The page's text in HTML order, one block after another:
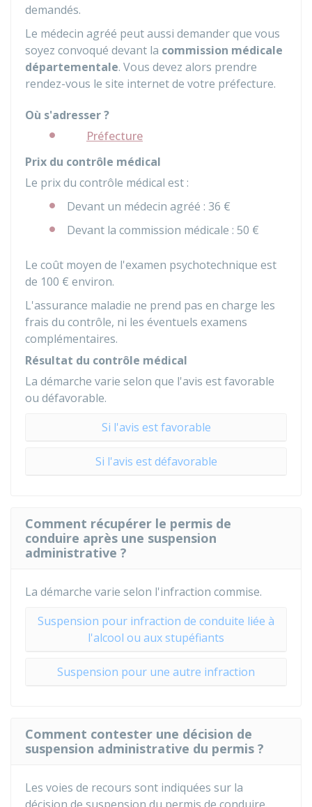
demandés.
Le médecin agréé peut aussi demander que vous
soyez convoqué devant la commission médicale
départementale. Vous devez alors prendre
rendez-vous le site internet de votre préfecture.
Où s'adresser ?
Préfecture
Prix du contrôle médical
Le prix du contrôle médical est :
Devant un médecin agréé : 36 €
Devant la commission médicale : 50 €
Le coût moyen de l'examen psychotechnique est
de 100 € environ.
L'assurance maladie ne prend pas en charge les
frais du contrôle, ni les éventuels examens
complémentaires.
Résultat du contrôle médical
La démarche varie selon que l'avis est favorable
ou défavorable.
Si l'avis est favorable
Si l'avis est défavorable
Comment récupérer le permis de
conduire après une suspension
administrative ?
La démarche varie selon l'infraction commise.
Suspension pour infraction de conduite liée à
l'alcool ou aux stupéfiants
Suspension pour une autre infraction
Comment contester une décision de
suspension administrative du permis ?
Les voies de recours sont indiquées sur la